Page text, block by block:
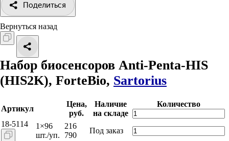
Поделиться
Вернуться назад
Набор биосенсоров Anti-Penta-HIS
(HIS2K), ForteBio, Sartorius
Артикул
Цена,
руб.
Наличие
на складе
Количество
18-5114
1×96
шт./уп.
216
790
Под заказ